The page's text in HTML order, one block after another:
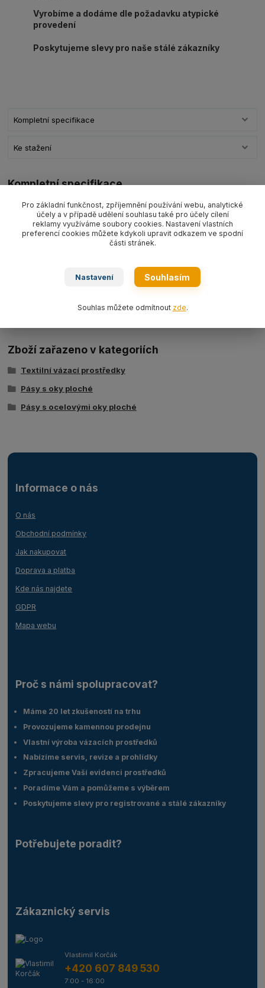
Vyrobíme a dodáme dle požadavku atypické
provedení
Poskytujeme slevy pro naše stálé zákazníky
Kompletní specifikace
Ke stažení
Kompletní specifikace
Pás s ocelovými oky plochý textilní s nosností 4000 kg/ délka L
dle výběru, šíře 120 mm,barva šedá WLL4000 kg, PES typ
BBN4000,dvouvrstvý dle EN 1492-1.
Tabulka nosností - zvedací pásy typ BSB
Zboží zařazeno v kategoriích
Textilní vázací prostředky
Pásy s oky ploché
Pásy s ocelovými oky ploché
Informace o nás
O nás
Obchodní podmínky
Jak nakupovat
Doprava a platba
Kde nás najdete
GDPR
Mapa webu
Proč s námi spolupracovat?
Máme 20 let zkušeností na trhu
Provozujeme kamennou prodejnu
Vlastní výroba vázacích prostředků
Nabízíme servis, revize a prohlídky
Zpracujeme Vaší evidenci prostředků
Poradíme Vám a pomůžeme s výběrem
Poskytujeme slevy pro registrované a stálé zákazníky
Potřebujete poradit?
Zákaznický servis
Vlastimil Korčák
+420 607 849 530
7:00 - 16:00
Pro základní funkčnost, zpříjemnění používání webu, analytické
účely a v případě udělení souhlasu také pro účely cílení
reklamy využíváme soubory cookies. Nastavení vlastních
preferencí cookies můžete kdykoli upravit odkazem ve spodní
části stránek.
Nastavení Souhlasím
Souhlas můžete odmítnout zde.